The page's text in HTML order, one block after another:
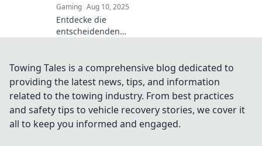
Gaming Aug 10, 2025
Entdecke die
entscheidenden
revolutionieren!
Werde zum
Meister auf den
Schlachtfeldern!
Towing Tales is a comprehensive blog dedicated to
providing the latest news, tips, and information
related to the towing industry. From best practices
and safety tips to vehicle recovery stories, we cover it
all to keep you informed and engaged.